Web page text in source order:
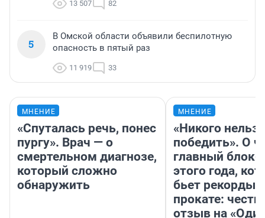
13 507 82
5
В Омской области объявили беспилотную
опасность в пятый раз
11 919 33
МНЕНИЕ
«Спуталась речь, понес
пургу». Врач — о
смертельном диагнозе,
который сложно
обнаружить
МНЕНИЕ
«Никого нельзя
победить». О
главный
этого года,
бьет рекорды в
прокате:
отзыв на